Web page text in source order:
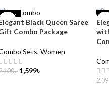
-24%
Black Queen Saree
Combo Package
Sets, Women
৳ 1,599৳